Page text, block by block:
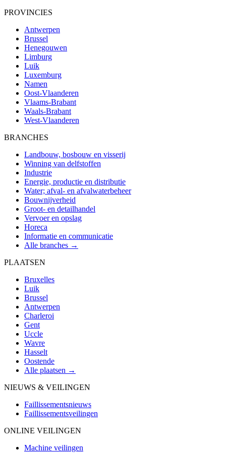
PROVINCIES
Antwerpen
Brussel
Henegouwen
Limburg
Luik
Luxemburg
Namen
Oost-Vlaanderen
Vlaams-Brabant
Waals-Brabant
West-Vlaanderen
BRANCHES
Landbouw, bosbouw en visserij
Winning van delfstoffen
Industrie
Energie, productie en distributie
Water; afval- en afvalwaterbeheer
Bouwnijverheid
Groot- en detailhandel
Vervoer en opslag
Horeca
Informatie en communicatie
Alle branches →
PLAATSEN
Bruxelles
Luik
Brussel
Antwerpen
Charleroi
Gent
Uccle
Wavre
Hasselt
Oostende
Alle plaatsen →
NIEUWS & VEILINGEN
Faillissementsnieuws
Faillissementsveilingen
ONLINE VEILINGEN
Machine veilingen